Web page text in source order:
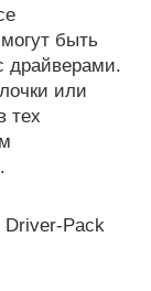
быть
драйверами.
или
тех